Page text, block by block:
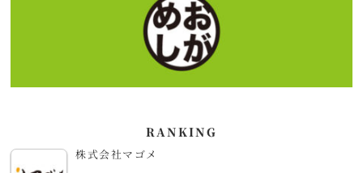
RANKING
株式会社マゴメ